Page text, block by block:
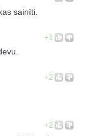
sainīti.
+1
+2
+2